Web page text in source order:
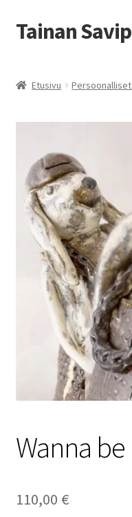
Siirry
navigointiin
Siirry
sisältöön
Tainan
Kädentaidon kurssit
Kauppa
Savipajan
Tilausohjeet
Tietosuojaseloste
Etusivu
Wanna
110,00 €